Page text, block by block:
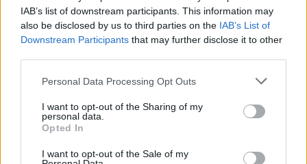
IAB’s list of downstream participants. This information may
also be disclosed by us to third parties on the IAB’s List of
Downstream Participants that may further disclose it to other
Please note that this website/app uses one or more Google
not limited to your visit or usage behaviour. You may click to
grant or deny consent to Google and its third-party tags to
use your data for below specified purposes in below Google
consent section.
Personal Data Processing Opt Outs
I want to opt-out of the Sharing of my
personal data.
Opted In
I want to opt-out of the Sale of my
Felhasználónév
Jelszó
Elfelejtette jelszavát?
Bejelentkezés
faiskola.hu
Kertészeti, kerti termékek és szolgáltatások térképes